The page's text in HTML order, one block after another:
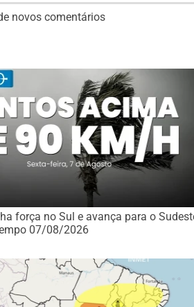
novos comentários
força no Sul e avança para o
07/08/2026